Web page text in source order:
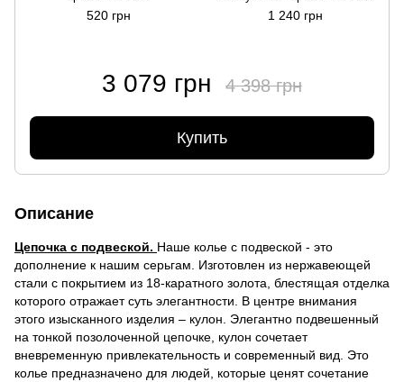
520 грн 1 240 грн
3 079 грн 4 398 грн
Купить
Описание
Цепочка с подвеской. Наше колье с подвеской - это
дополнение к нашим серьгам. Изготовлен из нержавеющей
стали с покрытием из 18-каратного золота, блестящая отделка
которого отражает суть элегантности. В центре внимания
этого изысканного изделия – кулон. Элегантно подвешенный
на тонкой позолоченной цепочке, кулон сочетает
вневременную привлекательность и современный вид. Это
колье предназначено для людей, которые ценят сочетание